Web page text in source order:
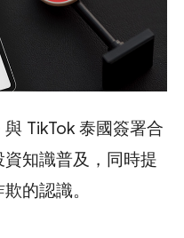
TikTok 泰國簽署合
知識普及，同時提
的認識。